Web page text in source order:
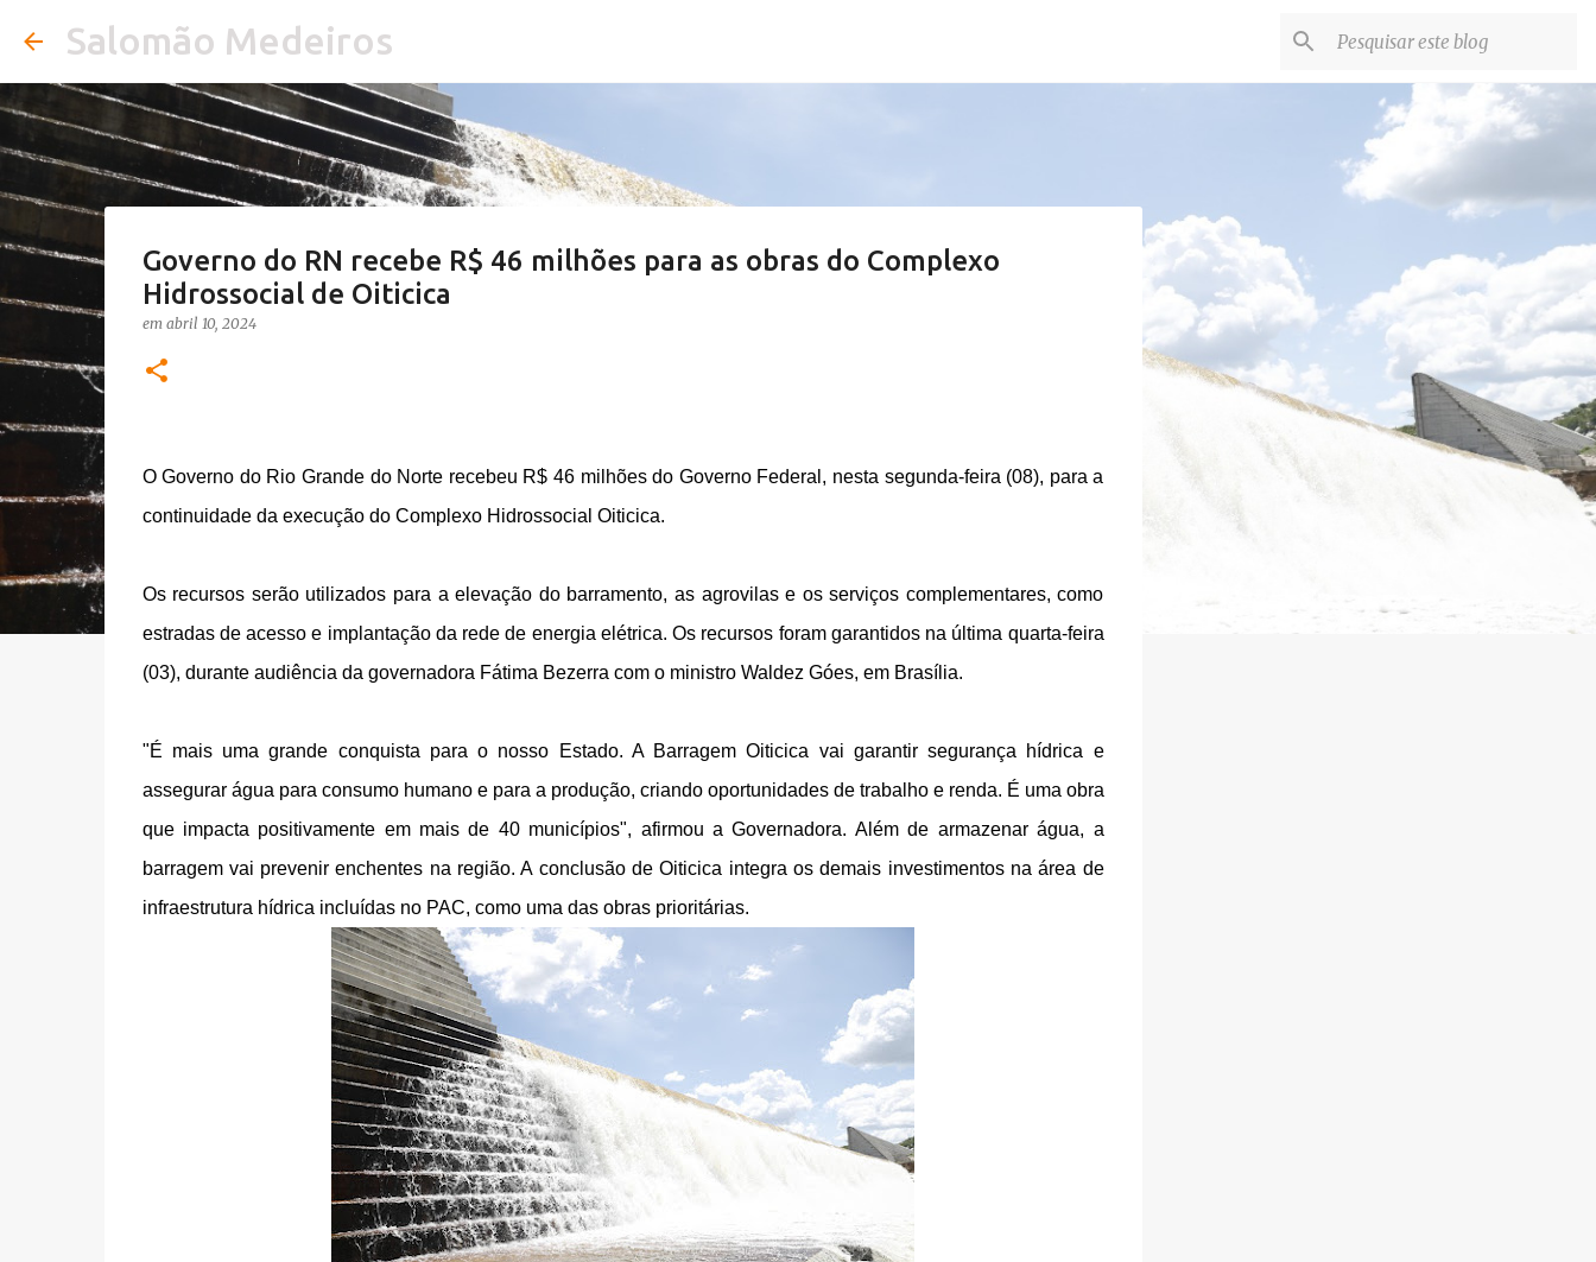
Salomão Medeiros
Governo do RN recebe R$ 46 milhões para as obras do Complexo
Hidrossocial de Oiticica
em abril 10, 2024
O Governo do Rio Grande do Norte recebeu R$ 46 milhões do Governo Federal, nesta segunda-feira (08), para a
continuidade da execução do Complexo Hidrossocial Oiticica.
Os recursos serão utilizados para a elevação do barramento, as agrovilas e os serviços complementares, como
estradas de acesso e implantação da rede de energia elétrica. Os recursos foram garantidos na última quarta-feira
(03), durante audiência da governadora Fátima Bezerra com o ministro Waldez Góes, em Brasília.
"É mais uma grande conquista para o nosso Estado. A Barragem Oiticica vai garantir segurança hídrica e
assegurar água para consumo humano e para a produção, criando oportunidades de trabalho e renda. É uma obra
que impacta positivamente em mais de 40 municípios", afirmou a Governadora. Além de armazenar água, a
barragem vai prevenir enchentes na região. A conclusão de Oiticica integra os demais investimentos na área de
infraestrutura hídrica incluídas no PAC, como uma das obras prioritárias.